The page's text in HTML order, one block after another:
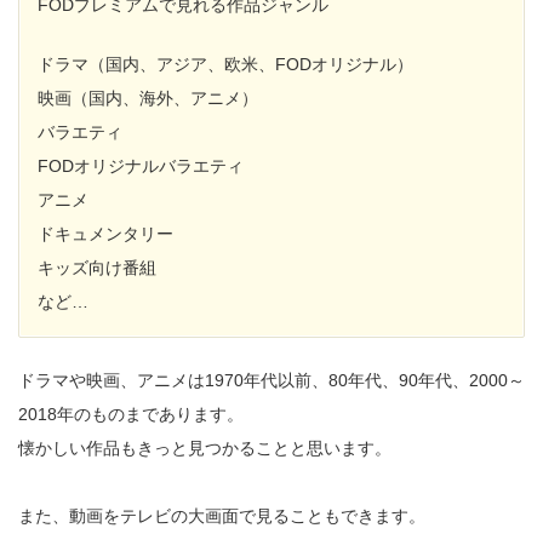
FODプレミアムで見れる作品ジャンル
ドラマ（国内、アジア、欧米、FODオリジナル）
映画（国内、海外、アニメ）
バラエティ
FODオリジナルバラエティ
アニメ
ドキュメンタリー
キッズ向け番組
など…
ドラマや映画、アニメは1970年代以前、80年代、90年代、2000～
2018年のものまであります。
懐かしい作品もきっと見つかることと思います。
また、動画をテレビの大画面で見ることもできます。